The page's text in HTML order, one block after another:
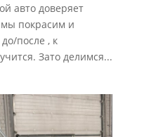
авто доверяет
мы покрасим и
после , к
Зато делимся...